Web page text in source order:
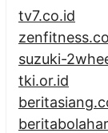
tv7.co.id
suzuki-
tki.or.id